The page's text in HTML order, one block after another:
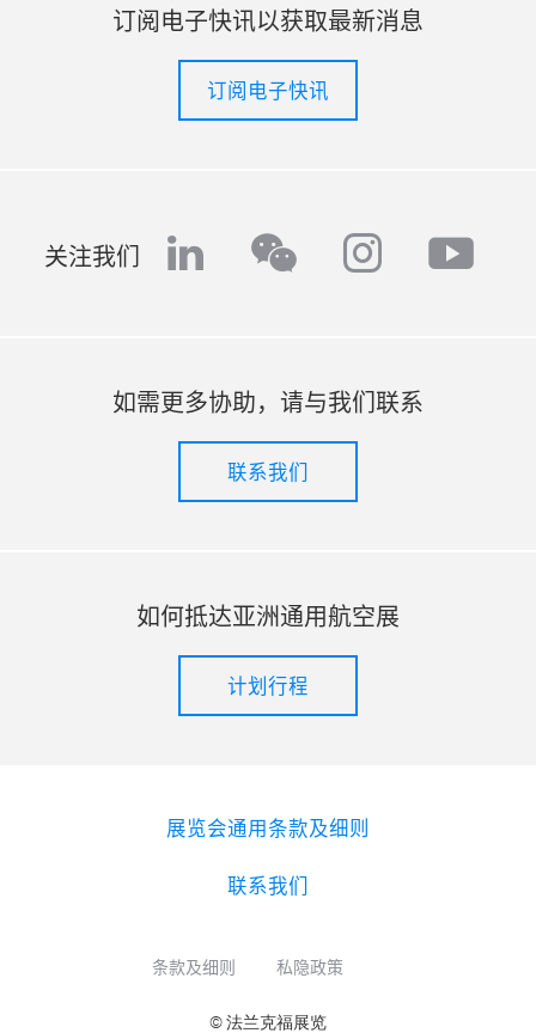
订阅电子快讯以获取最新消息
订阅电子快讯
关注我们 linkedinwechat
如需更多协助，请与我们联系
联系我们
如何抵达亚洲通用航空展
计划行程
展览会通用条款及细则
联系我们
条款及细则 私隐政策
© 法兰克福展览